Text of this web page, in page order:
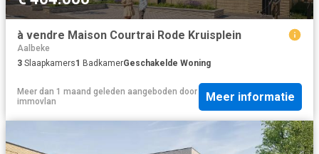
à vendre Maison Courtrai Rode Kruisplein
Aalbeke
3 Slaapkamers1 BadkamerGeschakelde Woning
Meer dan 1 maand geleden aangeboden door
immovlan
Meer informatie